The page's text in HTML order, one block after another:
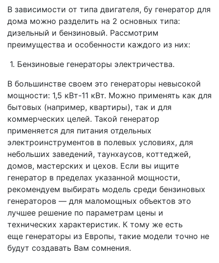
В зависимости от типа двигателя, бу генератор для
дома можно разделить на 2 основных типа:
дизельный и бензиновый. Рассмотрим
преимущества и особенности каждого из них:
1. Бензиновые генераторы электричества.
В большинстве своем это генераторы невысокой
мощности: 1,5 кВт-11 кВт. Можно применять как для
бытовых (например, квартиры), так и для
коммерческих целей. Такой генератор
применяется для питания отдельных
электроинструментов в полевых условиях, для
небольших заведений, таунхаусов, коттеджей,
домов, мастерских и цехов. Если вы ищите
генератор в пределах указанной мощности,
рекомендуем выбирать модель среди бензиновых
генераторов — для маломощных объектов это
лучшее решение по параметрам цены и
технических характеристик. К тому же есть
еще генераторы из Европы, такие модели точно не
будут создавать Вам сомнения.